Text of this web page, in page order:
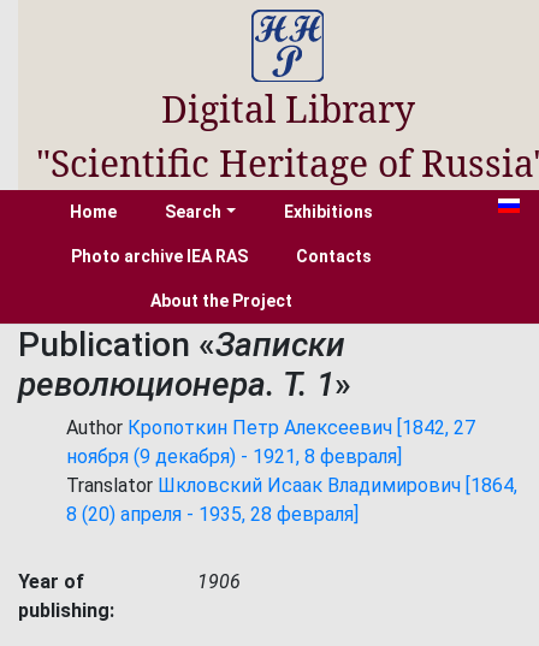
Digital Library
"Scientific Heritage of
Home Search Exhibitions
Photo archive IEA RAS Contacts
About the Project
Publication «Записки
революционера. Т. 1»
Author Кропоткин Петр Алексеевич [1842, 27
ноября (9 декабря) - 1921, 8 февраля]
Translator Шкловский Исаак Владимирович [1864,
8 (20) апреля - 1935, 28 февраля]
Year of
publishing:
1906